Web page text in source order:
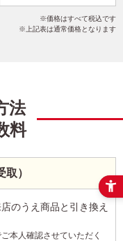
こだわりデザイン
価格はすべて税込です
上記表は通常価格となります
法
料
）
のうえ商品と引き換え
本人確認させていただく